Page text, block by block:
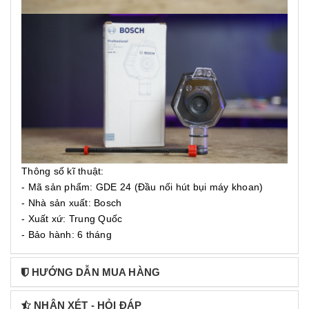
Thông số kĩ thuật:
- Mã sản phẩm: GDE 24 (Đầu nối hút bụi máy khoan)
- Nhà sản xuất: Bosch
- Xuất xứ: Trung Quốc
- Bảo hành: 6 tháng
HƯỚNG DẪN MUA HÀNG
NHẬN XÉT - HỎI ĐÁP